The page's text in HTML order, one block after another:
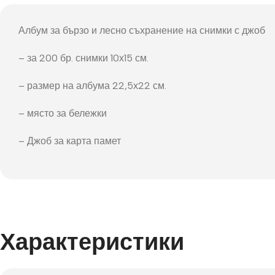
Албум за бързо и лесно съхранение на снимки с джоб
– за 200 бр. снимки 10х15 см.
– размер на албума 22,5х22 см.
– място за бележки
– Джоб за карта памет
Характеристики